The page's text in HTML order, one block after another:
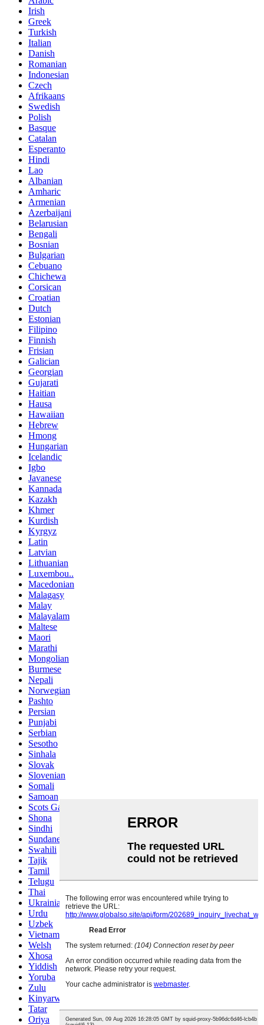
Irish
Greek
Turkish
Italian
Danish
Romanian
Indonesian
Czech
Afrikaans
Swedish
Polish
Basque
Catalan
Esperanto
Hindi
Lao
Albanian
Amharic
Armenian
Azerbaijani
Belarusian
Bengali
Bosnian
Bulgarian
Cebuano
Chichewa
Corsican
Croatian
Dutch
Estonian
Filipino
Finnish
Frisian
Galician
Georgian
Gujarati
Haitian
Hausa
Hawaiian
Hebrew
Hmong
Hungarian
Icelandic
Igbo
Javanese
Kannada
Kazakh
Khmer
Kurdish
Kyrgyz
Latin
Latvian
Lithuanian
Luxembou..
Macedonian
Malagasy
Malay
Malayalam
Maltese
Maori
Marathi
Mongolian
Burmese
Nepali
Norwegian
Pashto
Persian
Punjabi
Serbian
Sesotho
Sinhala
Slovak
Slovenian
Somali
Samoan
Scots Gaelic
Shona
Sindhi
Sundanese
Swahili
Tajik
Tamil
Telugu
Thai
Ukrainian
Urdu
Uzbek
Vietnamese
Welsh
Xhosa
Yiddish
Yoruba
Zulu
Kinyarwanda
Tatar
Oriya